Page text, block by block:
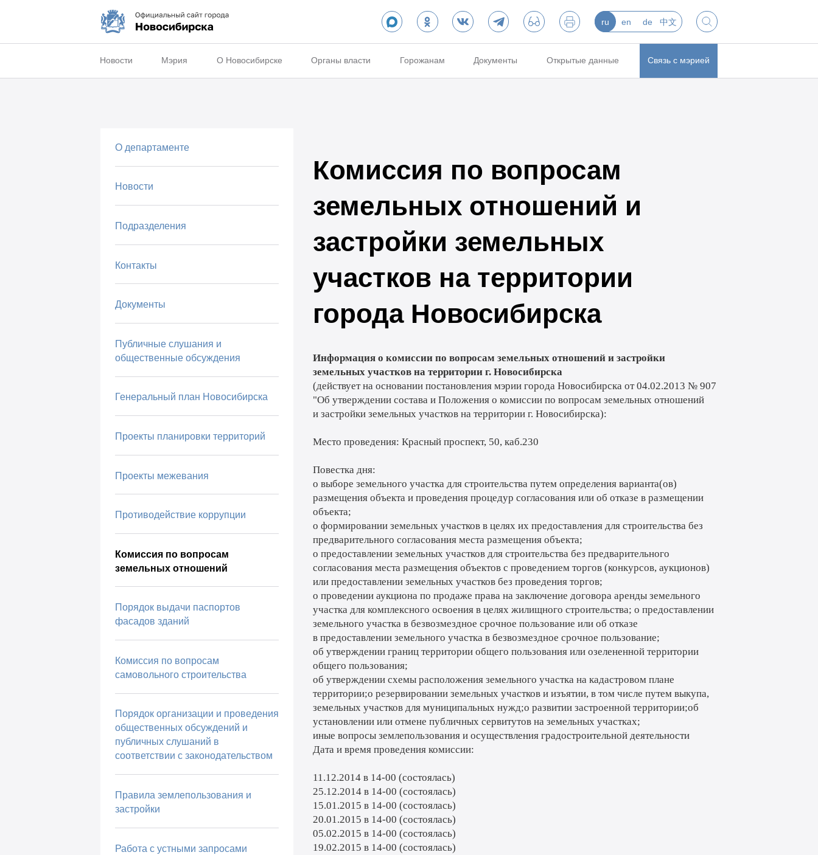
ru en de 中文
Новости Мэрия О Новосибирске Органы власти Горожанам Документы Открытые данные Связь с мэрией
О департаменте
Новости
Подразделения
Контакты
Документы
Публичные слушания и
общественные обсуждения
Генеральный план Новосибирска
Проекты планировки территорий
Проекты межевания
Противодействие коррупции
Комиссия по вопросам
земельных отношений
Порядок выдачи паспортов
фасадов зданий
Комиссия по вопросам
самовольного строительства
Порядок организации и проведения
общественных обсуждений и
публичных слушаний в
соответствии с законодательством
Правила землепользования и
застройки
Работа с устными запросами
Комиссия по вопросам
земельных отношений и
застройки земельных
участков на территории
города Новосибирска
Информация о комиссии по вопросам земельных отношений и застройки
земельных участков на территории г. Новосибирска
(действует на основании постановления мэрии города Новосибирска от 04.02.2013 № 907
"Об утверждении состава и Положения о комиссии по вопросам земельных отношений
и застройки земельных участков на территории г. Новосибирска):
Место проведения: Красный проспект, 50, каб.230
Повестка дня:
о выборе земельного участка для строительства путем определения варианта(ов)
размещения объекта и проведения процедур согласования или об отказе в размещении
объекта;
о формировании земельных участков в целях их предоставления для строительства без
предварительного согласования места размещения объекта;
о предоставлении земельных участков для строительства без предварительного
согласования места размещения объектов с проведением торгов (конкурсов, аукционов)
или предоставлении земельных участков без проведения торгов;
о проведении аукциона по продаже права на заключение договора аренды земельного
участка для комплексного освоения в целях жилищного строительства; о предоставлении
земельного участка в безвозмездное срочное пользование или об отказе
в предоставлении земельного участка в безвозмездное срочное пользование;
об утверждении границ территории общего пользования или озелененной территории
общего пользования;
об утверждении схемы расположения земельного участка на кадастровом плане
территории;о резервировании земельных участков и изъятии, в том числе путем выкупа,
земельных участков для муниципальных нужд;о развитии застроенной территории;об
установлении или отмене публичных сервитутов на земельных участках;
иные вопросы землепользования и осуществления градостроительной деятельности
Дата и время проведения комиссии:
11.12.2014 в 14-00 (состоялась)
25.12.2014 в 14-00 (состоялась)
15.01.2015 в 14-00 (состоялась)
20.01.2015 в 14-00 (состоялась)
05.02.2015 в 14-00 (состоялась)
19.02.2015 в 14-00 (состоялась)